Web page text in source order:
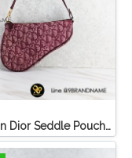
Christian Dior Seddle Pouch Accessory Hand Bag